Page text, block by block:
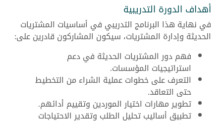
أهداف الدورة التدريبية
في نهاية هذا البرنامج التدريبي في أساسيات المشتريات
الحديثة وإدارة المشتريات، سيكون المشاركون قادرين على:
فهم دور المشتريات الحديثة في دعم
استراتيجيات المؤسسات.
التعرف على خطوات عملية الشراء من التخطيط
حتى التعاقد.
تطوير مهارات اختيار الموردين وتقييم أدائهم.
تطبيق أساليب تحليل الطلب وتقدير الاحتياجات